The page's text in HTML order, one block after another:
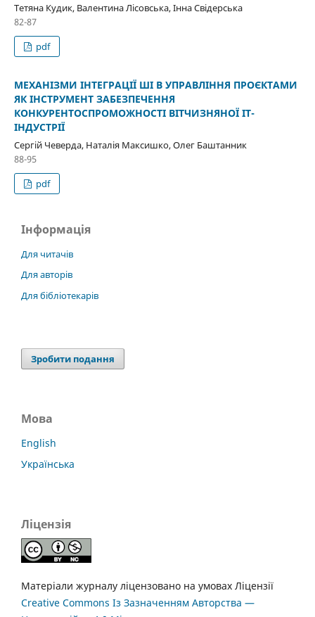
Тетяна Кудик, Валентина Лісовська, Інна Свідерська
82-87
pdf
МЕХАНІЗМИ ІНТЕГРАЦІЇ ШІ В УПРАВЛІННЯ ПРОЄКТАМИ
ЯК ІНСТРУМЕНТ ЗАБЕЗПЕЧЕННЯ
КОНКУРЕНТОСПРОМОЖНОСТІ ВІТЧИЗНЯНОЇ ІТ-
ІНДУСТРІЇ
Сергій Чеверда, Наталія Максишко, Олег Баштанник
88-95
pdf
Інформація
Для читачів
Для авторів
Для бібліотекарів
Зробити подання
Мова
English
Українська
Ліцензія
Матеріали журналу ліцензовано на умовах Ліцензії
Creative Commons Із Зазначенням Авторства —